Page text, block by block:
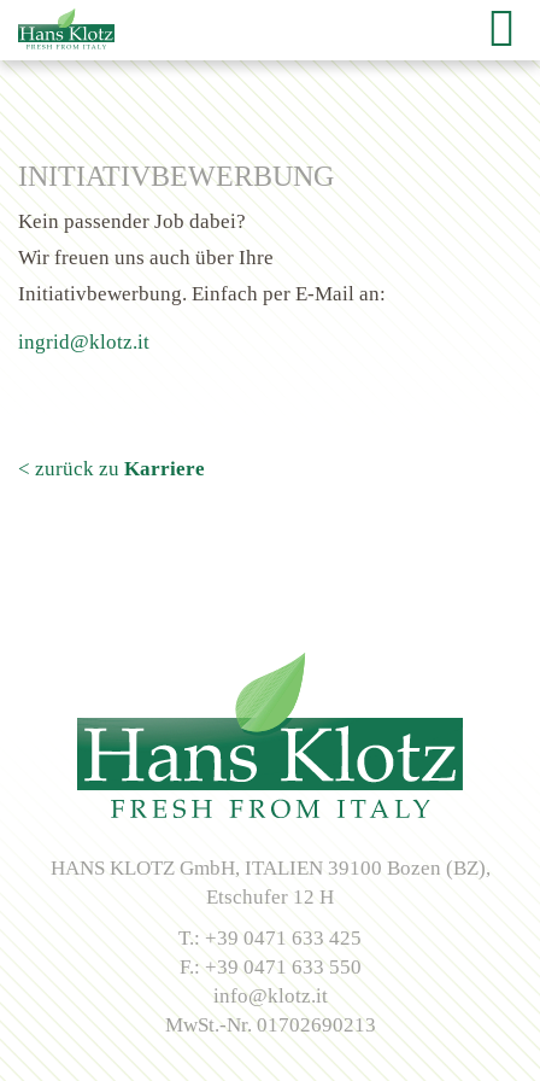
INITIATIVBEWERBUNG
Kein passender Job dabei?
Wir freuen uns auch über Ihre
Initiativbewerbung. Einfach per E-Mail an:
ingrid@klotz.it
< zurück zu Karriere
HANS KLOTZ GmbH, ITALIEN 39100 Bozen (BZ),
Etschufer 12 H
T.: +39 0471 633 425
F.: +39 0471 633 550
info@klotz.it
MwSt.-Nr. 01702690213